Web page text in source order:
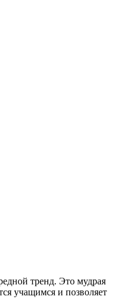
тренд. Это мудрая
учащимся и позволяет